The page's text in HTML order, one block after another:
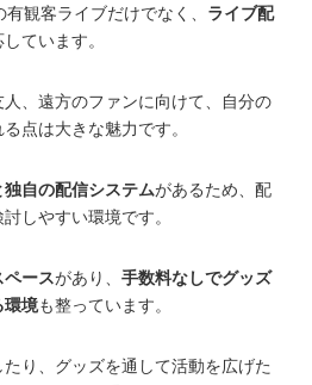
観客ライブだけでなく、 ライブ配
ています。
、遠方のファンに向けて、自分の
点は大きな魅力です。
自の配信システムがあるため、配
しやすい環境です。
ペースがあり、手数料なしでグッズ
環境も整っています。
り、グッズを通して活動を広げた